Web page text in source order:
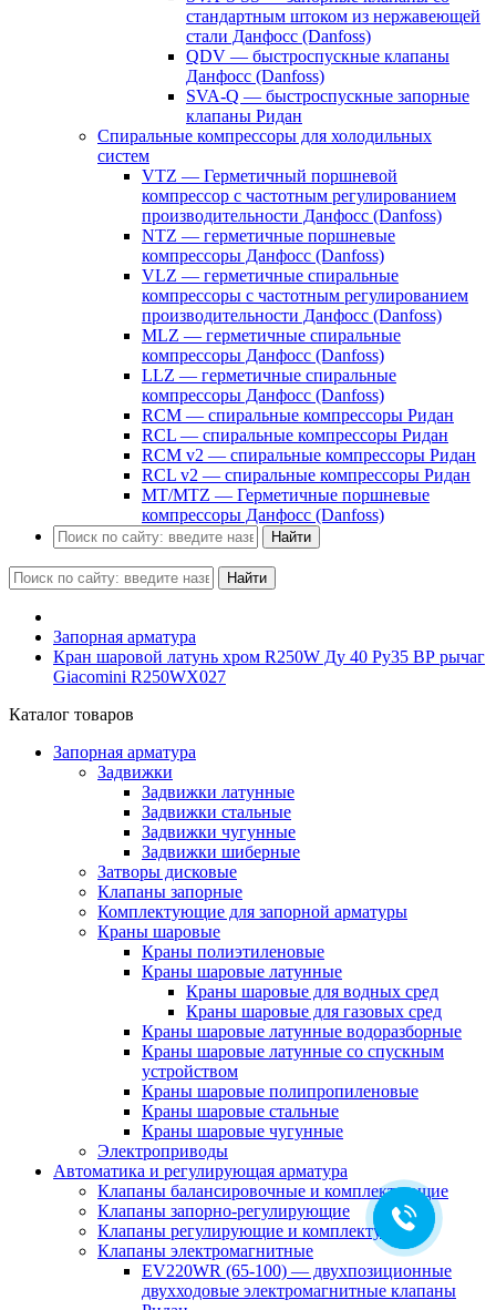
стандартным штоком из нержавеющей
стали Данфосс (Danfoss)
QDV — быстроспускные клапаны
Данфосс (Danfoss)
SVA-Q — быстроспускные запорные
клапаны Ридан
Спиральные компрессоры для холодильных
систем
VTZ — Герметичный поршневой
компрессор с частотным регулированием
производительности Данфосс (Danfoss)
NTZ — герметичные поршневые
компрессоры Данфосс (Danfoss)
VLZ — герметичные спиральные
компрессоры с частотным регулированием
производительности Данфосс (Danfoss)
MLZ — герметичные спиральные
компрессоры Данфосс (Danfoss)
LLZ — герметичные спиральные
компрессоры Данфосс (Danfoss)
RCM — спиральные компрессоры Ридан
RCL — спиральные компрессоры Ридан
RCM v2 — спиральные компрессоры Ридан
RCL v2 — спиральные компрессоры Ридан
MT/MTZ — Герметичные поршневые
компрессоры Данфосс (Danfoss)
Найти
Найти
Запорная арматура
Кран шаровой латунь хром R250W Ду 40 Ру35 ВР рычаг
Giacomini R250WX027
Каталог товаров
Запорная арматура
Задвижки
Задвижки латунные
Задвижки стальные
Задвижки чугунные
Задвижки шиберные
Затворы дисковые
Клапаны запорные
Комплектующие для запорной арматуры
Краны шаровые
Краны полиэтиленовые
Краны шаровые латунные
Краны шаровые для водных сред
Краны шаровые для газовых сред
Краны шаровые латунные водоразборные
Краны шаровые латунные со спускным
устройством
Краны шаровые полипропиленовые
Краны шаровые стальные
Краны шаровые чугунные
Электроприводы
Автоматика и регулирующая арматура
Клапаны балансировочные и комплектующие
Клапаны запорно-регулирующие
Клапаны регулирующие и комплектующие
Клапаны электромагнитные
EV220WR (65-100) — двухпозиционные
двухходовые электромагнитные клапаны